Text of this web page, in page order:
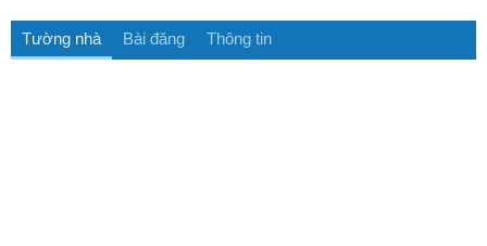
Tường nhà Bài đăng Thông tin